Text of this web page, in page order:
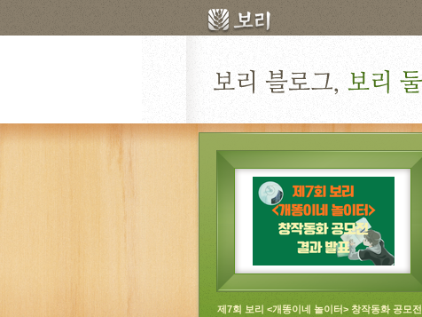
제7회 보리 <개똥이네 놀이터> 창작동화 공모전